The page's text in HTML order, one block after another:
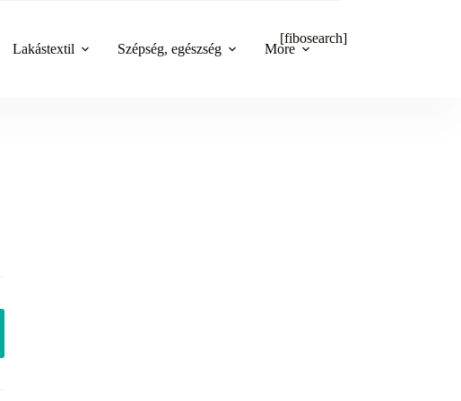
Lakástextil Szépség, egészség More
[fibosearch]